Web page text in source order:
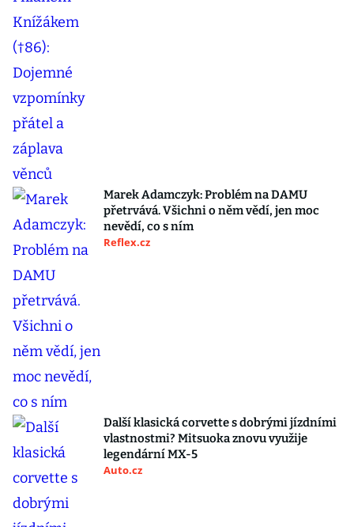
Marek Adamczyk: Problém na DAMU
přetrvává. Všichni o něm vědí, jen moc
nevědí, co s ním
Reflex.cz
Další klasická corvette s dobrými jízdními
vlastnostmi? Mitsuoka znovu využije
legendární MX-5
Auto.cz